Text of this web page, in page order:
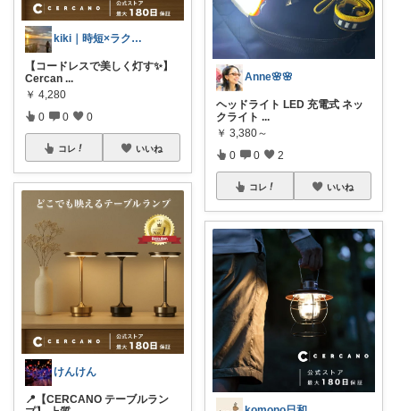
kiki｜時短×ラク家事｜暮らしの格上げ
【コードレスで美しく灯す✨】
Cercan ...
￥ 4,280
0 0 0
コレ いいね
けんけん
📍【CERCANO テーブルラン
Anne🌸🌸
ヘッドライト LED 充電式 ネッ
クライト ...
￥ 3,380～
0 0 2
コレ いいね